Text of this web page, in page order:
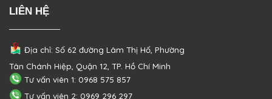
LIÊN HỆ
Địa chỉ: Số 62 đường Lâm Thị Hố, Phường
Tân Chánh Hiệp, Quận 12, TP. Hồ Chí Minh
Tư vấn viên 1: 0968 575 857
Tư vấn viên 2: 0969 296 297